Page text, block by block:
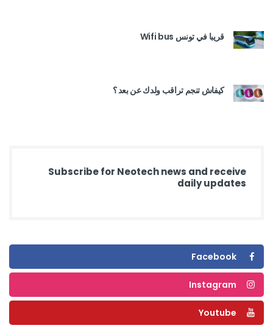
قريبا في تونس Wifi bus
كيفاش تنجم تراقب ولدك عن بعد ؟
Subscribe for Neotech news and receive
daily updates
Facebook
Instagram
Youtube